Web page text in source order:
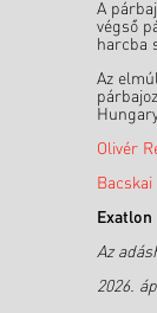
A
végső
harcba
Az
Olivér
Az
2026.